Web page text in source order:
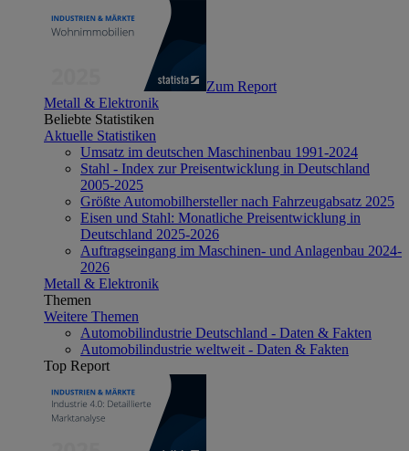
Zum Report
Metall & Elektronik
Beliebte Statistiken
Aktuelle Statistiken
Umsatz im deutschen Maschinenbau 1991-2024
Stahl - Index zur Preisentwicklung in Deutschland
2005-2025
Größte Automobilhersteller nach Fahrzeugabsatz 2025
Eisen und Stahl: Monatliche Preisentwicklung in
Deutschland 2025-2026
Auftragseingang im Maschinen- und Anlagenbau 2024-
2026
Metall & Elektronik
Themen
Weitere Themen
Automobilindustrie Deutschland - Daten & Fakten
Automobilindustrie weltweit - Daten & Fakten
Top Report